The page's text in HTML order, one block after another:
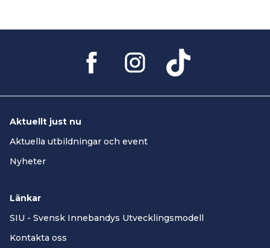
Aktuellt just nu
Aktuella utbildningar och event
Nyheter
Länkar
SIU - Svensk Innebandys Utvecklingsmodell
Kontakta oss